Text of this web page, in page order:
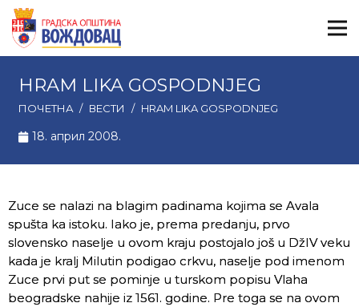
HRAM LIKA GOSPODNJEG
ПОЧЕТНА / ВЕСТИ / HRAM LIKA GOSPODNJEG
18. април 2008.
Zuce se nalazi na blagim padinama kojima se Avala
spušta ka istoku. Iako je, prema predanju, prvo
slovensko naselje u ovom kraju postojalo još u DžIV veku
kada je kralj Milutin podigao crkvu, naselje pod imenom
Zuce prvi put se pominje u turskom popisu Vlaha
beogradske nahije iz 1561. godine. Pre toga se na ovom